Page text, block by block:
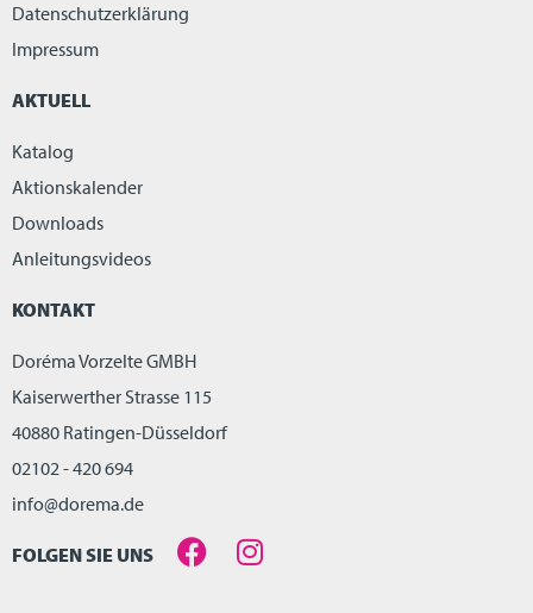
Datenschutzerklärung
Impressum
AKTUELL
Katalog
Aktionskalender
Downloads
Anleitungsvideos
KONTAKT
Doréma Vorzelte GMBH
Kaiserwerther Strasse 115
40880 Ratingen-Düsseldorf
02102 - 420 694
info@dorema.de
FOLGEN SIE UNS